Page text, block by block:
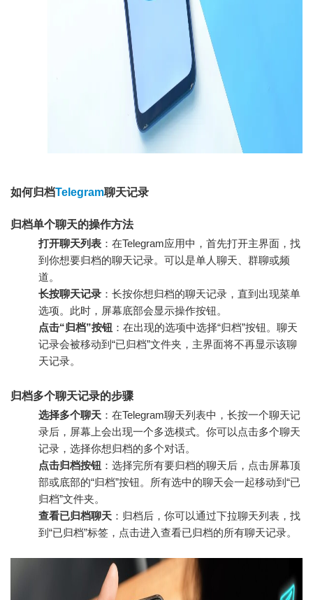
如何归档Telegram聊天记录
归档单个聊天的操作方法
打开聊天列表 ：在Telegram应用中，首先打开主界面，找
到你想要归档的聊天记录。可以是单人聊天、群聊或频
道。
长按聊天记录 ：长按你想归档的聊天记录，直到出现菜单
选项。此时，屏幕底部会显示操作按钮。
点击“归档”按钮 ：在出现的选项中选择“归档”按钮。聊天
记录会被移动到“已归档”文件夹，主界面将不再显示该聊
天记录。
归档多个聊天记录的步骤
选择多个聊天 ：在Telegram聊天列表中，长按一个聊天记
录后，屏幕上会出现一个多选模式。你可以点击多个聊天
记录，选择你想归档的多个对话。
点击归档按钮 ：选择完所有要归档的聊天后，点击屏幕顶
部或底部的“归档”按钮。所有选中的聊天会一起移动到“已
归档”文件夹。
查看已归档聊天 ：归档后，你可以通过下拉聊天列表，找
到“已归档”标签，点击进入查看已归档的所有聊天记录。